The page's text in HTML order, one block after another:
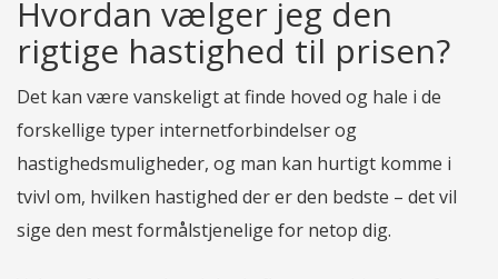
Hvordan vælger jeg den
rigtige hastighed til prisen?
Det kan være vanskeligt at finde hoved og hale i de
forskellige typer internetforbindelser og
hastighedsmuligheder, og man kan hurtigt komme i
tvivl om, hvilken hastighed der er den bedste – det vil
sige den mest formålstjenelige for netop dig.